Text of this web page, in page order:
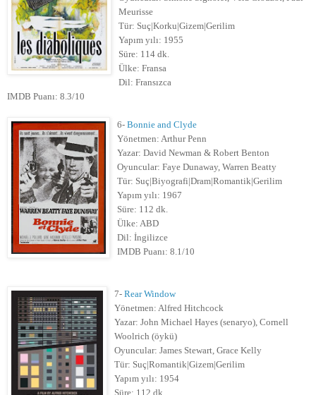
Meurisse
Tür: Suç|Korku|Gizem|Gerilim
Yapım yılı: 1955
Süre: 114 dk.
Ülke: Fransa
Dil: Fransızca
IMDB Puanı: 8.3/10
6- Bonnie and Clyde
Yönetmen: Arthur Penn
Yazar: David Newman & Robert Benton
Oyuncular: Faye Dunaway, Warren Beatty
Tür: Suç|Biyografi|Dram|Romantik|Gerilim
Yapım yılı: 1967
Süre: 112 dk.
Ülke: ABD
Dil: İngilizce
IMDB Puanı: 8.1/10
7- Rear Window
Yönetmen: Alfred Hitchcock
Yazar: John Michael Hayes (senaryo), Cornell
Woolrich (öykü)
Oyuncular: James Stewart, Grace Kelly
Tür: Suç|Romantik|Gizem|Gerilim
Yapım yılı: 1954
Süre: 112 dk.